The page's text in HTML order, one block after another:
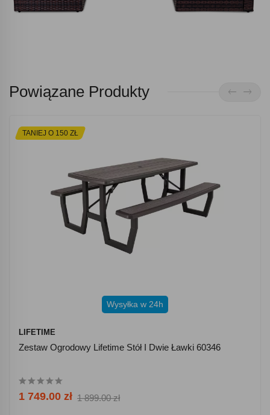
Powiązane Produkty
TANIEJ O 150 ZŁ
Wysyłka w 24h
LIFETIME
Zestaw Ogrodowy Lifetime Stół I Dwie Ławki 60346
1 749.00 zł 1 899.00 zł